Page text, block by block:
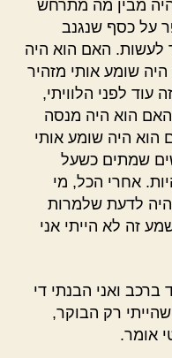
מבין מה מתרחש
על כסף שנגנב
לעשות. האם הוא היה
שומע אותי מזהיר
לפני הלוויתי,
הוא היה מנסה
הוא היה שומע אותי
שמתים כשעל
אחרי הכל, מי
היה לדעת שלמרות
זה לא הייתי אני
ואני הבנתי די
רק הבוקר,
אומר.